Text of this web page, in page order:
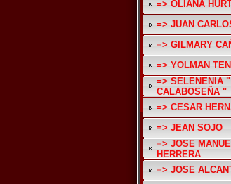
=> OLIANA
=> JUAN
=> GILMARY
=> YOLMAN
=> SELENENIA
CALABOSEÑA "
=> CESAR
=> JEAN SOJO
=> JOSE
HERRERA
=> JOSE